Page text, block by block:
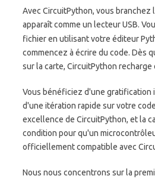
Avec CircuitPython, vous branchez
apparaît comme un lecteur USB.
fichier en utilisant votre éditeur
commencez à écrire du code. Dès
sur la carte, CircuitPython
Vous bénéficiez d'une gratification
d'une itération rapide sur votre
excellence de CircuitPython, et la
condition pour qu'un
officiellement compatible avec
Nous nous concentrons sur la